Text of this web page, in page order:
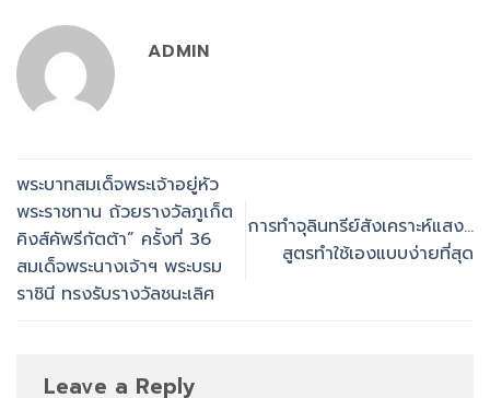
ADMIN
พระบาทสมเด็จพระเจ้าอยู่หัว
พระราชทาน ถ้วยรางวัลภูเก็ต
คิงส์คัพรีกัตต้า” ครั้งที่ 36
สมเด็จพระนางเจ้าฯ พระบรม
ราชินี ทรงรับรางวัลชนะเลิศ
การทำจุลินทรีย์สังเคราะห์แสง…
สูตรทำใช้เองแบบง่ายที่สุด
Leave a Reply